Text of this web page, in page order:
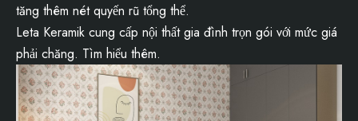
tăng thêm nét quyến rũ tổng thể.
Leta Keramik cung cấp nội thất gia đình trọn gói với mức giá
phải chăng. Tìm hiểu thêm.